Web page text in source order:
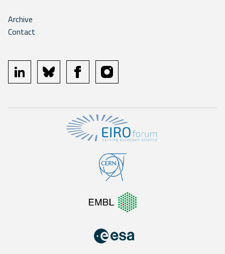
Archive
Contact
linkedin bluesky facebookinstagram